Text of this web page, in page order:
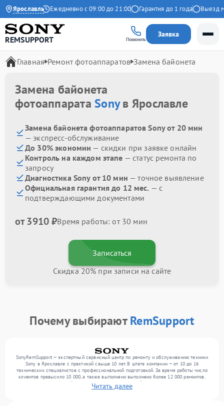
Ярославль
на Яндекс Ежедневно с 09:00 до 21:00 Гарантия до 1 года Выезд
REMSUPPORT Позвонить
Заявка
Главная Ремонт фотоаппаратов Замена байонета
Замена байонета
фотоаппаратаSonyв Ярославле
Замена байонета фотоаппаратов Sony от 20 мин
— экспресс-обслуживание
До 30% экономии — скидки при заявке онлайн
Контроль на каждом этапе — статус ремонта по
запросу
Диагностика Sony от 10 мин — точное выявление
Официальная гарантия до 12 мес. — с
подтверждающими документами
от 3910 ₽Время работы: от 30 мин
Записаться
Скидка 20% при записи на сайте
Почему выбираютRemSupport
SonyRemSupport — экспертный сервисный центр по ремонту и обслуживанию техники
Sony в Ярославле с практикой свыше 10 лет. В штате компании — от 10 до 16
технических специалистов с профессиональной подготовкой. За время работы число
клиентов превысило 10 000, а также выполнено выполнено более 12 000 ремонтов.
Ежемесячно в сервисный центр поступает от 300 устройств, включая , , . Мы работаем
с широким спектром неисправностей и обеспечиваем надежный результат благодаря
Читать далее